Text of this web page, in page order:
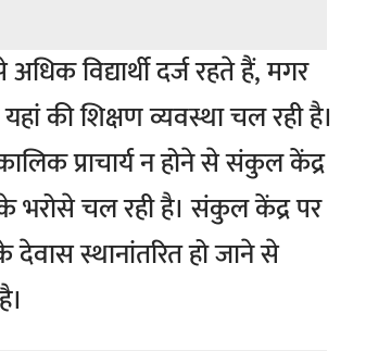
विद्यार्थी दर्ज रहते हैं, मगर
की शिक्षण व्यवस्था चल रही है।
प्राचार्य न होने से संकुल केंद्र
के भरोसे चल रही है। संकुल केंद्र पर
स्थानांतरित हो जाने से